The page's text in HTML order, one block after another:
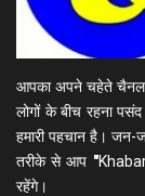
आपका अपने चहेते चैनल
लोगों के बीच रहना
हमारी पहचान है।
तरीके से आप "
रहेंगे।